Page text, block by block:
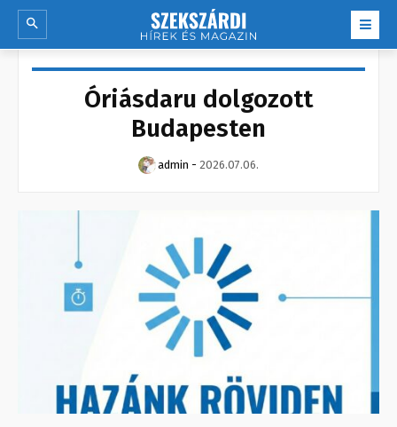
Óriásdaru dolgozott
Budapesten
admin - 2026.07.06.